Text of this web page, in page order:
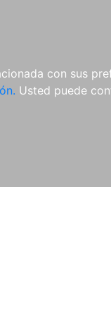
con sus
Usted puede
MATERIAL